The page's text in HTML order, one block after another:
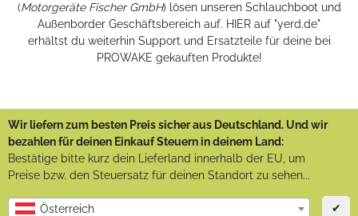
(Motorgeräte Fischer GmbH) lösen unseren Schlauchboot und
Außenborder Geschäftsbereich auf. HIER auf "yerd.de"
erhältst du weiterhin Support und Ersatzteile für deine bei
PROWAKE gekauften Produkte!
Wir liefern zum besten Preis sicher aus Deutschland. Und wir
bezahlen für deinen Einkauf Steuern in deinem Land:
Bestätige bitte kurz dein Lieferland innerhalb der EU, um
Preise bzw. den Steuersatz für deinen Standort zu sehen...
Österreich ✔